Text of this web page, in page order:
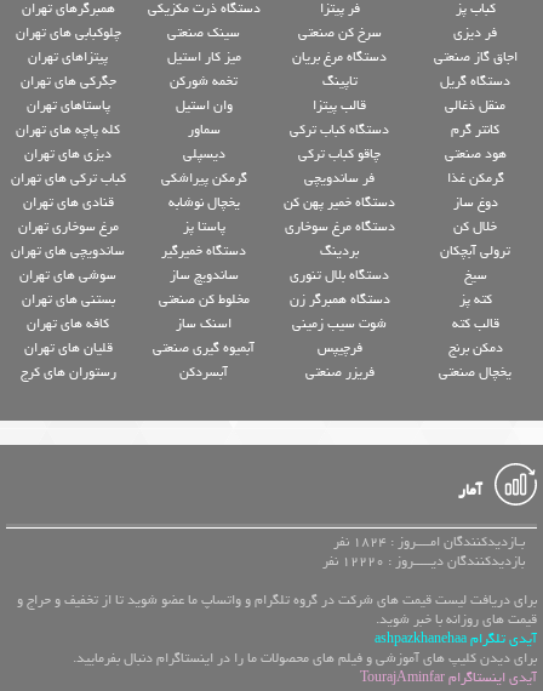
کباب پز
فر دیزی
اجاق گاز صنعتی
دستگاه گریل
منقل ذغالی
کانتر گرم
هود صنعتی
گرمکن غذا
دوغ ساز
خلال کن
ترولی آبچکان
سیخ
کته پز
قالب کته
دمکن برنج
یخچال صنعتی
فر پیتزا
سرخ کن صنعتی
دستگاه مرغ بریان
تاپینگ
قالب پیتزا
دستگاه کباب ترکی
چاقو کباب ترکی
فر ساندویچی
دستگاه خمیر پهن کن
دستگاه مرغ سوخاری
بردینگ
دستگاه بلال تنوری
دستگاه همبرگر زن
شوت سیب زمینی
فرچیپس
فریزر صنعتی
دستگاه ذرت مکزیکی
سینک صنعتی
میز کار استیل
تخمه شورکن
وان استیل
سماور
دیسپلی
گرمکن پیراشکی
یخچال نوشابه
پاستا پز
دستگاه خمیرگیر
ساندویچ ساز
مخلوط کن صنعتی
اسنک ساز
آبمیوه گیری صنعتی
آبسردکن
همبرگرهای تهران
چلوکبابی های تهران
پیتزاهای تهران
جگرکی های تهران
پاستاهای تهران
کله پاچه های تهران
دیزی های تهران
کباب ترکی های تهران
قنادی های تهران
مرغ سوخاری تهران
ساندویچی های تهران
سوشی های تهران
بستنی های تهران
کافه های تهران
قلیان های تهران
رستوران های کرج
آمار
بـازدیدکنندگان امــــروز : 1824 نفر
بازدیدکنندگان دیـــــروز : 12220 نفر
برای دریافت لیست قیمت های شرکت در گروه تلگرام و واتساپ ما عضو شوید تا از تخفیف و حراج و
قیمت های روزانه با خبر شوید.
آیدی تلگرام ashpazkhanehaa
برای دیدن کلیپ های آموزشی و فیلم های محصولات ما را در اینستاگرام دنبال بفرمایید.
آیدی اینستاگرام TourajAminfar